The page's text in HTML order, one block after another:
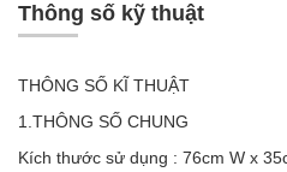
Thông số kỹ thuật
THÔNG SỐ KĨ THUẬT
1.THÔNG SỐ CHUNG
Kích thước sử dụng : 76cm W x